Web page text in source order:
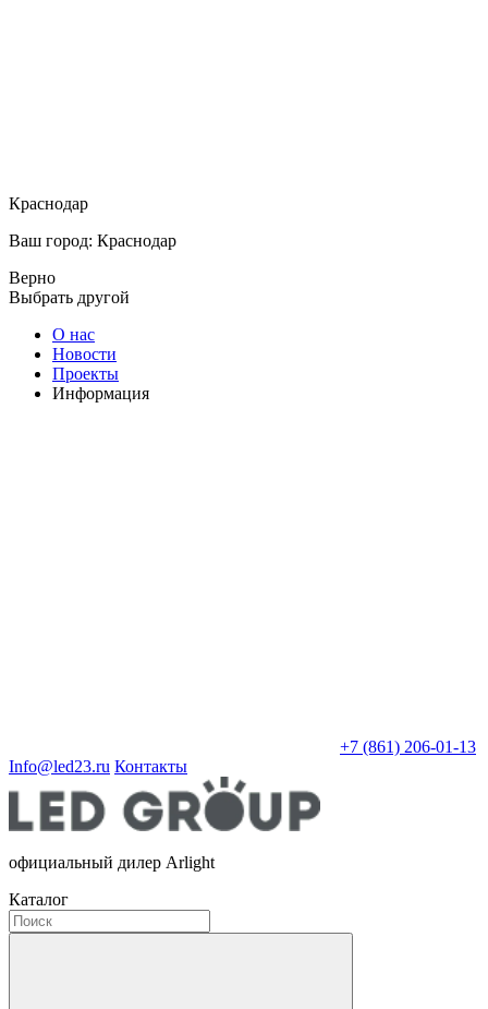
Краснодар
Ваш город: Краснодар
Верно
Выбрать другой
О нас
Новости
Проекты
Информация
+7 (861) 206-01-13
Info@led23.ru Контакты
официальный дилер Arlight
Каталог